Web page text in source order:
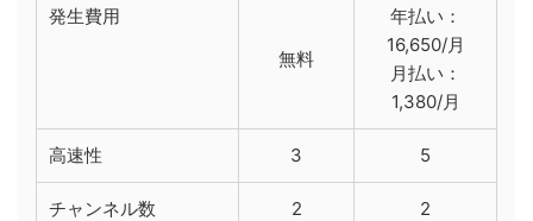
発生費用
無料
年払い：
16,650/月
月払い：
1,380/月
高速性 3 5
チャンネル数 2 2